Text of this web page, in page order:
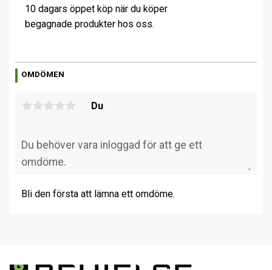
10 dagars öppet köp när du köper
begagnade produkter hos oss.
OMDÖMEN
Du
Bli den första att lämna ett omdöme.